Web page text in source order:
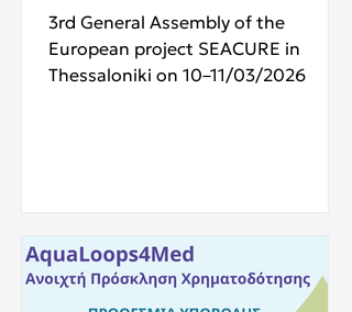
3rd General Assembly of the
European project SEACURE in
Thessaloniki on 10–11/03/2026